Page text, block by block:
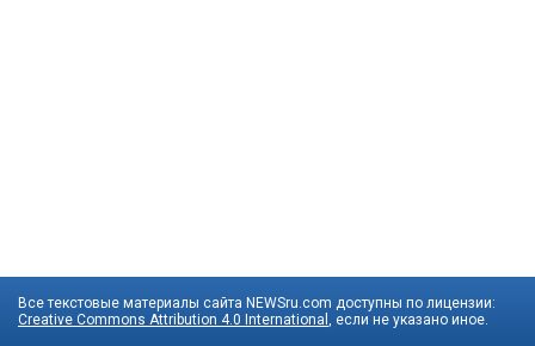
Все текстовые материалы сайта NEWSru.com доступны по лицензии:
Creative Commons Attribution 4.0 International
, если не указано иное.